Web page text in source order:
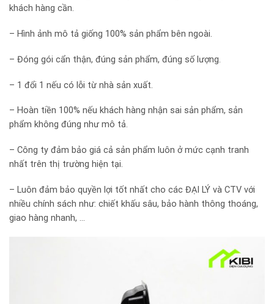
khách hàng cần.
– Hình ảnh mô tả giống 100% sản phẩm bên ngoài.
– Đóng gói cẩn thận, đúng sản phẩm, đúng số lượng.
– 1 đổi 1 nếu có lỗi từ nhà sản xuất.
– Hoàn tiền 100% nếu khách hàng nhận sai sản phẩm, sản
phẩm không đúng như mô tả.
– Công ty đảm bảo giá cả sản phẩm luôn ở mức cạnh tranh
nhất trên thị trường hiện tại.
– Luôn đảm bảo quyền lợi tốt nhất cho các ĐẠI LÝ và CTV với
nhiều chính sách như: chiết khấu sâu, bảo hành thông thoáng,
giao hàng nhanh, …